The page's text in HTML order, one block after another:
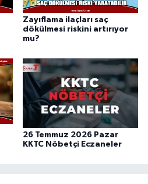
Zayıflama ilaçları saç
dökülmesi riskini artırıyor
mu?
26 Temmuz 2026 Pazar
KKTC Nöbetçi Eczaneler